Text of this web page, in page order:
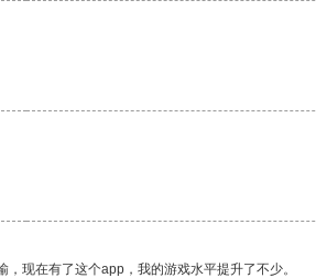
现在有了这个app，我的游戏水平提升了不少。